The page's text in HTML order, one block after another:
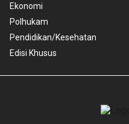
Ekonomi
Polhukam
Pendidikan/Kesehatan
Edisi Khusus